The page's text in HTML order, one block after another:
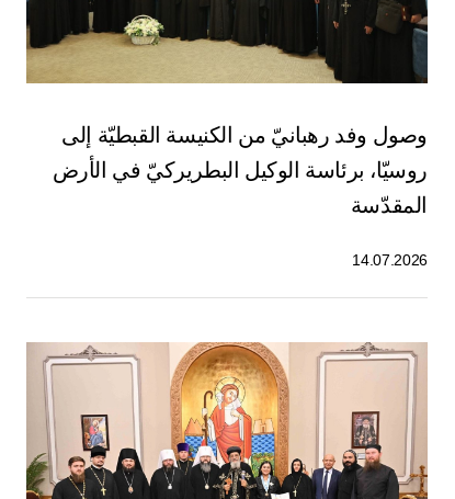
وصول وفد رهبانيّ من الكنيسة القبطيّة إلى
روسيّا، برئاسة الوكيل البطريركيّ في الأرض
المقدّسة
14.07.2026